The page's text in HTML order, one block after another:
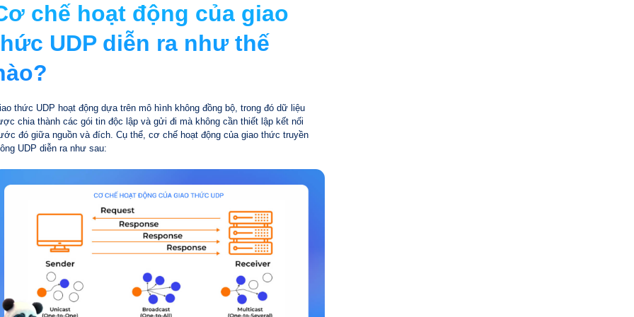
chế hoạt động của giao
UDP diễn ra như thế
thức UDP hoạt động dựa trên mô hình không đồng bộ, trong đó dữ liệu
chia thành các gói tin độc lập và gửi đi mà không cần thiết lập kết nối
đó giữa nguồn và đích. Cụ thể, cơ chế hoạt động của giao thức truyền
UDP diễn ra như sau: